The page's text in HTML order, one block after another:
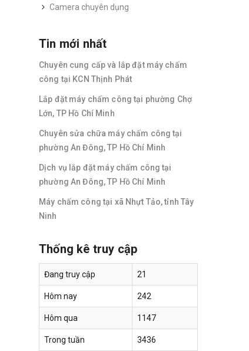
Camera chuyên dụng
Tin mới nhất
Chuyên cung cấp và lắp đặt máy chấm
công tại KCN Thịnh Phát
Lắp đặt máy chấm công tại phường Chợ
Lớn, TP Hồ Chí Minh
Chuyên sửa chữa máy chấm công tại
phường An Đông, TP Hồ Chí Minh
Dịch vụ lắp đặt máy chấm công tại
phường An Đông, TP Hồ Chí Minh
Máy chấm công tại xã Nhựt Tảo, tỉnh Tây
Ninh
Thống kê truy cập
Đang truy cập 21
Hôm nay 242
Hôm qua 1147
Trong tuần 3436